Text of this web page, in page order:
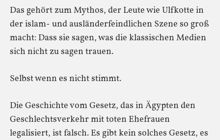
Das gehört zum Mythos, der Leute wie Ulfkotte in
der islam- und ausländerfeindlichen Szene so groß
macht: Dass sie sagen, was die klassischen Medien
sich nicht zu sagen trauen.
Selbst wenn es nicht stimmt.
Die Geschichte vom Gesetz, das in Ägypten den
Geschlechtsverkehr mit toten Ehefrauen
legalisiert, ist falsch. Es gibt kein solches Gesetz, es